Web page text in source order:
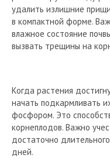
удалить излишние
в компактной форме.
влажное состояние
вызвать трещины на
Когда растения
начать подкармливать
фосфором. Это
корнеплодов. Важно
достаточно
дней.